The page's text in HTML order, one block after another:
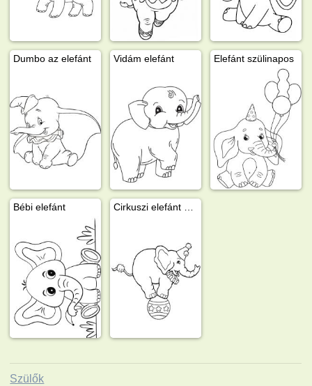
Dumbo az elefánt Vidám elefánt Elefánt szülinapos
Bébi elefánt
Szülők